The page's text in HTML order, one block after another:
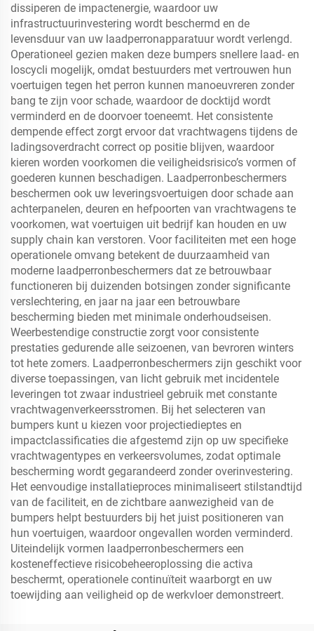
dissiperen de impactenergie, waardoor uw
infrastructuurinvestering wordt beschermd en de
levensduur van uw laadperronapparatuur wordt verlengd.
Operationeel gezien maken deze bumpers snellere laad- en
loscycli mogelijk, omdat bestuurders met vertrouwen hun
voertuigen tegen het perron kunnen manoeuvreren zonder
bang te zijn voor schade, waardoor de docktijd wordt
verminderd en de doorvoer toeneemt. Het consistente
dempende effect zorgt ervoor dat vrachtwagens tijdens de
ladingsoverdracht correct op positie blijven, waardoor
kieren worden voorkomen die veiligheidsrisico’s vormen of
goederen kunnen beschadigen. Laadperronbeschermers
beschermen ook uw leveringsvoertuigen door schade aan
achterpanelen, deuren en hefpoorten van vrachtwagens te
voorkomen, wat voertuigen uit bedrijf kan houden en uw
supply chain kan verstoren. Voor faciliteiten met een hoge
operationele omvang betekent de duurzaamheid van
moderne laadperronbeschermers dat ze betrouwbaar
functioneren bij duizenden botsingen zonder significante
verslechtering, en jaar na jaar een betrouwbare
bescherming bieden met minimale onderhoudseisen.
Weerbestendige constructie zorgt voor consistente
prestaties gedurende alle seizoenen, van bevroren winters
tot hete zomers. Laadperronbeschermers zijn geschikt voor
diverse toepassingen, van licht gebruik met incidentele
leveringen tot zwaar industrieel gebruik met constante
vrachtwagenverkeersstromen. Bij het selecteren van
bumpers kunt u kiezen voor projectiedieptes en
impactclassificaties die afgestemd zijn op uw specifieke
vrachtwagentypes en verkeersvolumes, zodat optimale
bescherming wordt gegarandeerd zonder overinvestering.
Het eenvoudige installatieproces minimaliseert stilstandtijd
van de faciliteit, en de zichtbare aanwezigheid van de
bumpers helpt bestuurders bij het juist positioneren van
hun voertuigen, waardoor ongevallen worden verminderd.
Uiteindelijk vormen laadperronbeschermers een
kosteneffectieve risicobeheeroplossing die activa
beschermt, operationele continuïteit waarborgt en uw
toewijding aan veiligheid op de werkvloer demonstreert.